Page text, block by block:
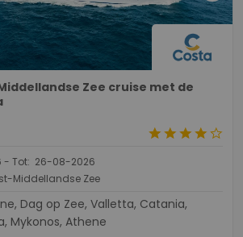
Zee cruise met de
starstarstarstarstar_border
- Tot: 26-08-2026
Middellandse Zee
Mykonos, Athene